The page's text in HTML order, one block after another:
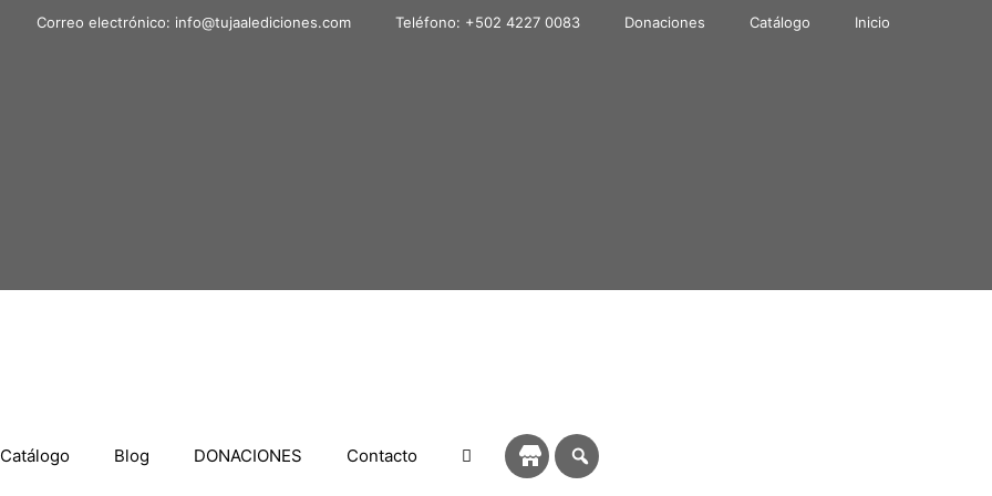
Correo electrónico: info@tujaalediciones.com Teléfono: +502 4227 0083 Donaciones Catálogo Inicio
Catálogo Blog DONACIONES Contacto